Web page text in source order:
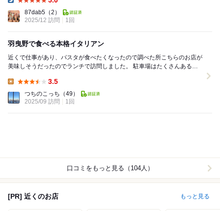
87dab5 （2）
2025/12 訪問
1回
羽曳野で食べる本格イタリアン
近くで仕事があり、パスタが食べたくなったので調べた所こちらのお店が
美味しそうだったのでランチで訪問しました。 駐車場はたくさんあるの
3.5
つちのこっち （49）
2025/09 訪問
1回
口コミをもっと見る（104人）
[PR] 近くのお店 もっと見る